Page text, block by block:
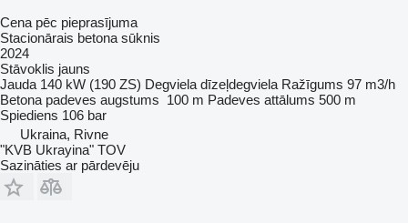
Cena pēc pieprasījuma
Stacionārais betona sūknis
2024
Stāvoklis jauns
Jauda 140 kW (190 ZS) Degviela dīzeļdegviela Ražīgums 97 m3/h
Betona padeves augstums 100 m Padeves attālums 500 m
Spiediens 106 bar
Ukraina, Rivne
"KVB Ukrayina" TOV
Sazināties ar pārdevēju